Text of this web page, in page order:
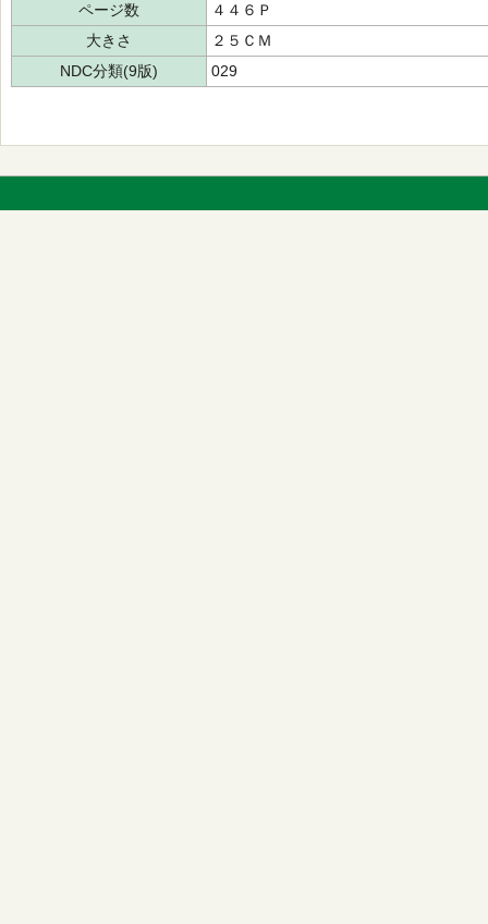
ページ数
４４６Ｐ
大きさ
２５ＣＭ
NDC分類(9版)
029